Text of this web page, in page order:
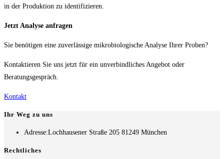
in der Produktion zu identifizieren.
Jetzt Analyse anfragen
Sie benötigen eine zuverlässige mikrobiologische Analyse Ihrer Proben?
Kontaktieren Sie uns jetzt für ein unverbindliches Angebot oder
Beratungsgespräch.
Kontakt
Ihr Weg zu uns
Adresse:Lochhausener Straße 205 81249 München
Rechtliches